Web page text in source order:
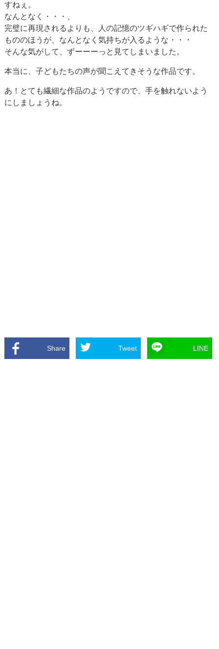
すねぇ。
なんとなく・・・、
完璧に再現されるよりも、人の記憶のツギハギで作られた
もののほうが、なんとなく気持ちが入るような・・・
そんな気がして、ずーーーっと見てしまいました。
本当に、子どもたちの声が聞こえてきそうな作品です。
あ！とても繊細な作品のようですので、手を触れないよう
にしましょうね。
Share Tweet LINE